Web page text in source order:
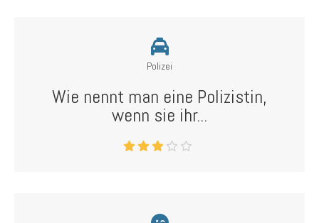
Polizei
Wie nennt man eine Polizistin,
wenn sie ihr...